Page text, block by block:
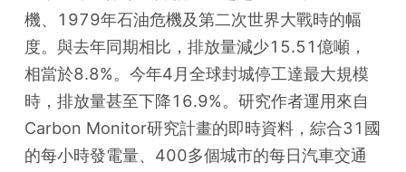
機、1979年石油危機及第二次世界大戰時的幅
度。與去年同期相比，排放量減少15.51億噸，
相當於8.8%。今年4月全球封城停工達最大規模
時，排放量甚至下降16.9%。研究作者運用來自
Carbon Monitor研究計畫的即時資料，綜合31國
的每小時發電量、400多個城市的每日汽車交通